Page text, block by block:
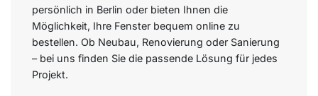
persönlich in Berlin oder bieten Ihnen die
Möglichkeit, Ihre Fenster bequem online zu
bestellen. Ob Neubau, Renovierung oder Sanierung
– bei uns finden Sie die passende Lösung für jedes
Projekt.